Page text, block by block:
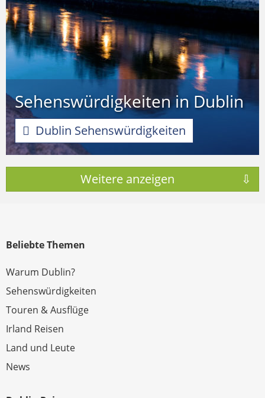
Sehenswürdigkeiten in Dublin
Dublin Sehenswürdigkeiten
Beliebte Themen
Warum Dublin?
Sehenswürdigkeiten
Touren & Ausflüge
Irland Reisen
Land und Leute
News